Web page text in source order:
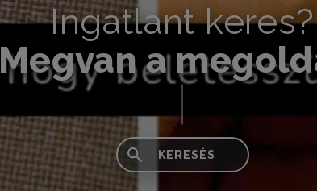
Ingatlant keres?
Megvan a
KERESÉS